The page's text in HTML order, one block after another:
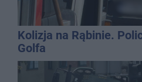
Kolizja na Rąbinie.
Golfa